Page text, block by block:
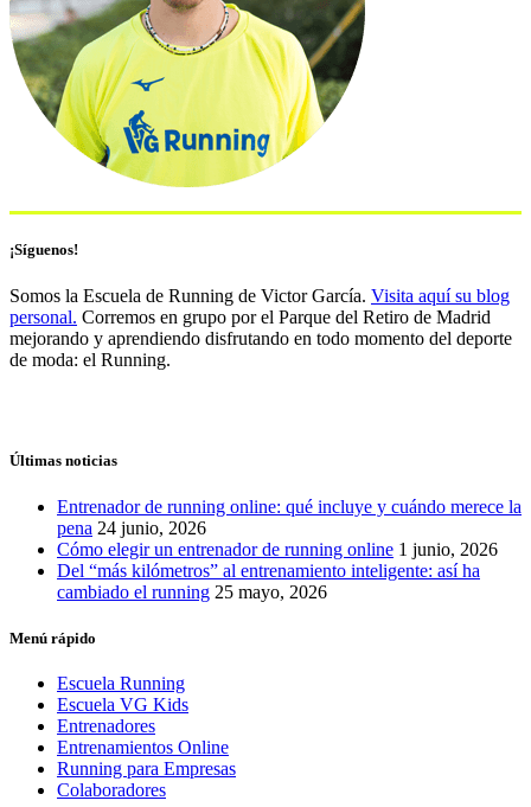
¡Síguenos!
Somos la Escuela de Running de Victor García. Visita aquí su blog
personal. Corremos en grupo por el Parque del Retiro de Madrid
mejorando y aprendiendo disfrutando en todo momento del deporte
de moda: el Running.
Últimas noticias
Entrenador de running online: qué incluye y cuándo merece la
pena 24 junio, 2026
Cómo elegir un entrenador de running online 1 junio, 2026
Del “más kilómetros” al entrenamiento inteligente: así ha
cambiado el running 25 mayo, 2026
Menú rápido
Escuela Running
Escuela VG Kids
Entrenadores
Entrenamientos Online
Running para Empresas
Colaboradores